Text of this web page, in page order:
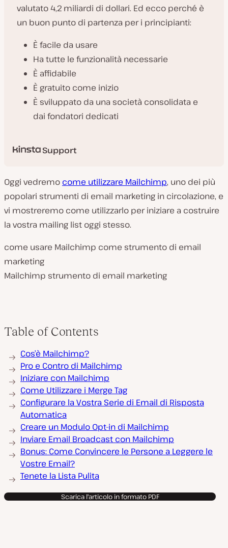
valutato 4,2 miliardi di dollari. Ed ecco perché è
un buon punto di partenza per i principianti:
È facile da usare
Ha tutte le funzionalità necessarie
È affidabile
È gratuito come inizio
È sviluppato da una società consolidata e
dai fondatori dedicati
Support
Oggi vedremo come utilizzare Mailchimp, uno dei più
popolari strumenti di email marketing in circolazione, e
vi mostreremo come utilizzarlo per iniziare a costruire
la vostra mailing list oggi stesso.
come usare Mailchimp come strumento di email
marketing
Mailchimp strumento di email marketing
Table of Contents
Cos’è Mailchimp?
Pro e Contro di Mailchimp
Iniziare con Mailchimp
Come Utilizzare i Merge Tag
Configurare la Vostra Serie di Email di Risposta
Automatica
Creare un Modulo Opt-in di Mailchimp
Inviare Email Broadcast con Mailchimp
Bonus: Come Convincere le Persone a Leggere le
Vostre Email?
Tenete la Lista Pulita
Scarica l'articolo in formato PDF